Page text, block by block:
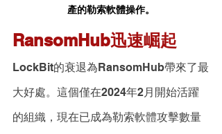
產的勒索軟體操作。
RansomHub迅速崛起
LockBit的衰退為RansomHub帶來了最
大好處。這個僅在2024年2月開始活躍
的組織，現在已成為勒索軟體攻擊數量